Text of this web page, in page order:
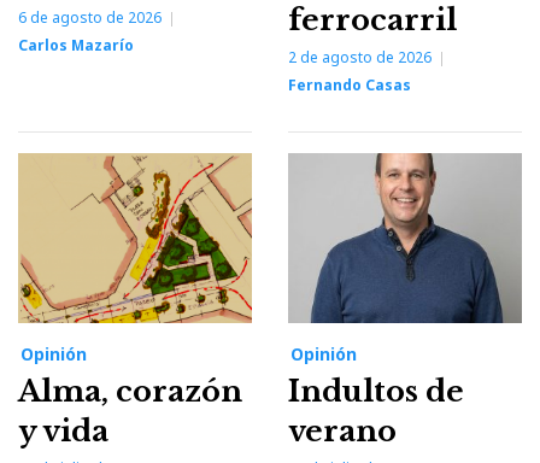
6 de agosto de 2026
Carlos Mazarío
ferrocarril
2 de agosto de 2026
Fernando Casas
Opinión
Alma, corazón
y vida
Opinión
Indultos de
verano